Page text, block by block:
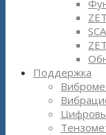
Поддержка